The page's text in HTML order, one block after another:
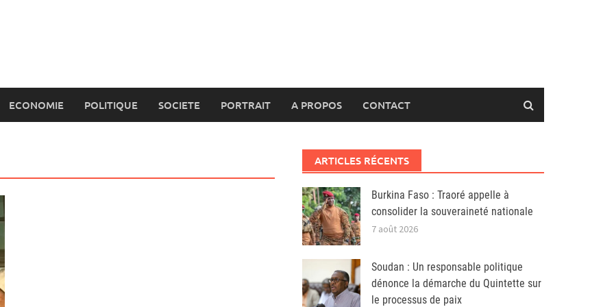
ECONOMIE POLITIQUE SOCIETE PORTRAIT A PROPOS CONTACT
ARTICLES RÉCENTS
Burkina Faso : Traoré appelle à
consolider la souveraineté nationale
7 août 2026
Soudan : Un responsable politique
dénonce la démarche du Quintette sur
le processus de paix